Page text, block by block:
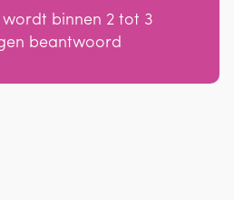
binnen 2 tot 3
beantwoord